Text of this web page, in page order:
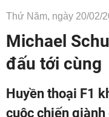
Thứ Năm, ngày 20/02/
Michael
đấu tới cùng
Huyền thoại F1
cuộc chiến